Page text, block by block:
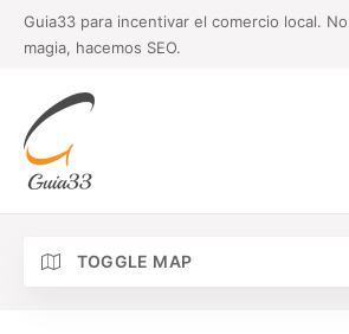
Guia33 para incentivar el comercio local.
magia, hacemos SEO.
TOGGLE MAP